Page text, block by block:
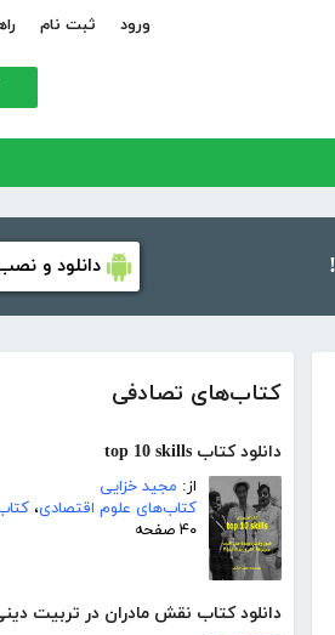
ورود ثبت نام
دانلود و
کتاب‌های تصادفی
دانلود کتاب top 10 skills
از: مجید خزایی
کتاب‌های علوم اقتصادی،
۴۰ صفحه
دانلود کتاب نقش مادران در تربیت